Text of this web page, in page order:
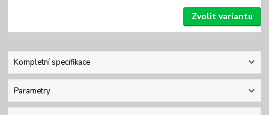
Zvolit variantu
Kompletní specifikace
Parametry